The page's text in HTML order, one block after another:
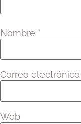
Nombre *
Correo electrónico
Web